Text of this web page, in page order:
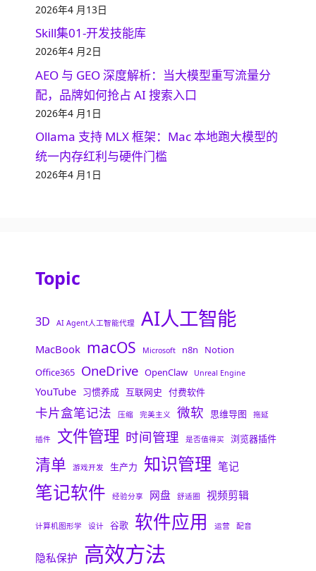
2026年4 月13日
Skill集01-开发技能库
2026年4 月2日
AEO 与 GEO 深度解析：当大模型重写流量分
配，品牌如何抢占 AI 搜索入口
2026年4 月1日
Ollama 支持 MLX 框架：Mac 本地跑大模型的
统一内存红利与硬件门槛
2026年4 月1日
Topic
3D AI Agent人工智能代理 AI人工智能
MacBook macOS Microsoft n8n
Notion
Office365 OneDrive OpenClaw Unreal Engine
YouTube 习惯养成 互联网史 付费软件
卡片盒笔记法 压缩 完美主义 微软 思维导图 拖延
插件 文件管理 时间管理 是否值得买 浏览器插件
清单 游戏开发 生产力 知识管理 笔记
笔记软件 经验分享 网盘 舒适圈 视频剪辑
计算机图形学 设计 谷歌 软件应用 运营 配音
隐私保护 高效方法